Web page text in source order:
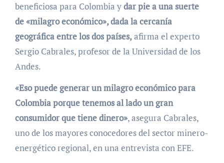
beneficiosa para Colombia ydar pie a una suerte
de «milagro económico», dada la cercanía
geográfica entre los dos países,afirma el experto
Sergio Cabrales, profesor de la Universidad de los
Andes.
«Eso puede generar un milagro económico para
Colombia porque tenemos al lado un gran
consumidor que tiene dinero», asegura Cabrales,
uno de los mayores conocedores del sector minero-
energético regional, en una entrevista con EFE.